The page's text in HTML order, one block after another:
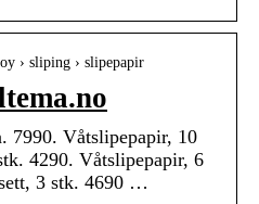
› sliping › slipepapir
7990. Våtslipepapir, 10
4290. Våtslipepapir, 6
3 stk. 4690 …